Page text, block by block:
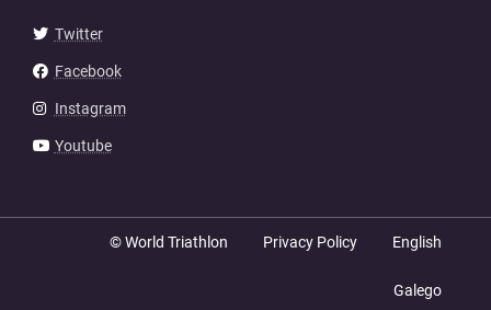
Twitter
Facebook
Instagram
Youtube
© World Triathlon Privacy Policy English
Galego